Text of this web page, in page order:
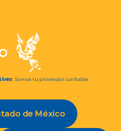
. Somos tu proveedor confiable.
de México